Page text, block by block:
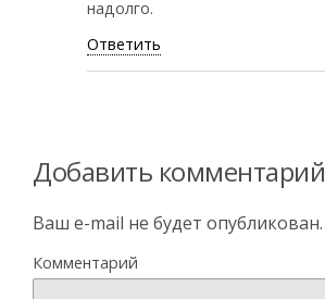
надолго.
Ответить
Добавить комментарий
Ваш e-mail не будет опубликован.
Комментарий